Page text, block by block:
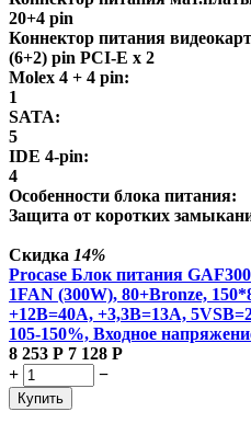
20+4 pin
Коннектор питания
(6+2) pin PCI-E х 2
Molex 4 + 4 pin:
1
SATA:
5
IDE 4-pin:
4
Особенности блока питания:
Защита от коротких
Скидка 14%
Procase Блок питания
1FAN (300W), 80+Bronze,
+12B=40A, +3,3B=13A,
105-150%, Входное
8 253 Р 7 128 Р
+
−
Купить